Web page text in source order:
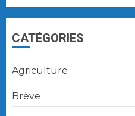
CATÉGORIES
Agriculture
Brève